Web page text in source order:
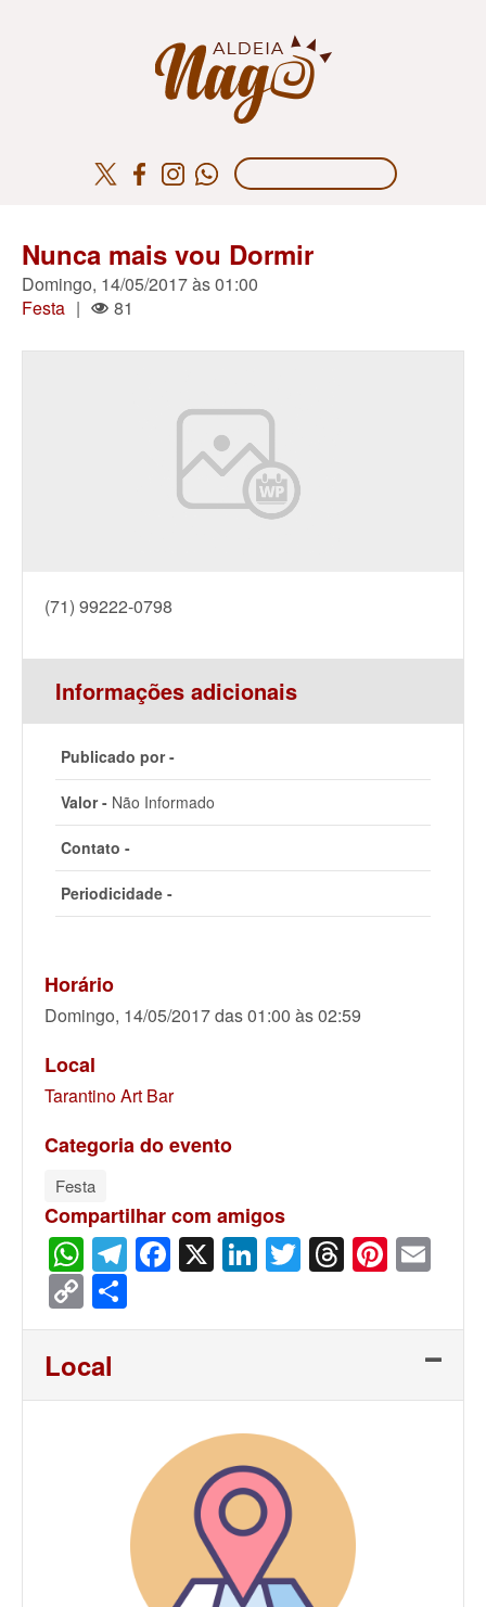
Nunca mais vou Dormir
Domingo, 14/05/2017 às 01:00
Festa | 81
(71) 99222-0798
Informações adicionais
Publicado por -
Valor - Não Informado
Contato -
Periodicidade -
Horário
Domingo, 14/05/2017 das 01:00 às 02:59
Local
Tarantino Art Bar
Categoria do evento
Festa
Compartilhar com amigos
WhatsApp
Telegram
Facebook
X LinkedIn
Twitter
Threads
Copy
Link
Local